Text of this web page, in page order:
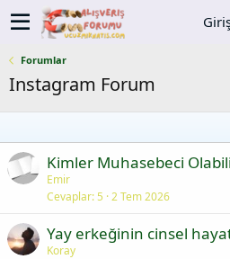
Forumlar
Instagram Forum
Kimler Muhasebeci
Emir
Cevaplar 5 2 Tem 2026
Yay erkeğinin cinsel
Koray